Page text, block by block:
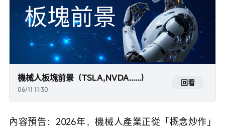
機械人板塊前景（TSLA,NVDA......)
06/11 11:30
回看
內容預告：2026年，機械人產業正從「概念炒作」